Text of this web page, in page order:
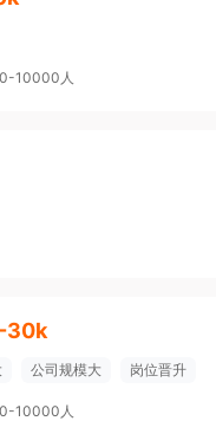
10000人
30k
公司规模大 岗位晋升
10000人